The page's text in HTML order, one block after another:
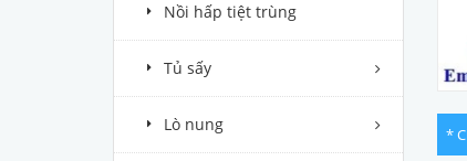
Nồi hấp tiệt trùng
Tủ sấy
Lò nung
*